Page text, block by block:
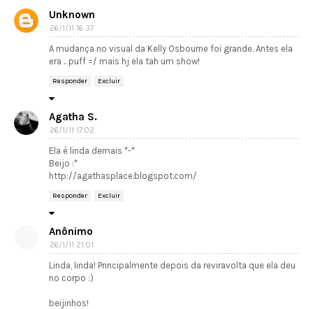
Unknown
26/1/11 16:37
A mudança no visual da Kelly Osbourne foi grande. Antes ela
era .. puff =/ mais hj ela tah um show!
Responder Excluir
Agatha S.
26/1/11 17:02
Ela é linda demais *-*
Beijo :*
http://agathasplace.blogspot.com/
Responder Excluir
Anônimo
26/1/11 21:01
Linda, linda! Principalmente depois da reviravolta que ela deu
no corpo :)
beijinhos!